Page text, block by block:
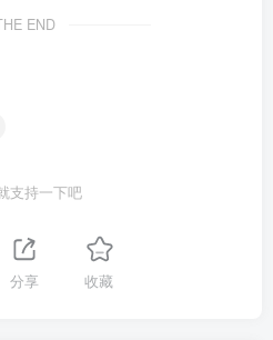
END
支持一下吧
分享 收藏